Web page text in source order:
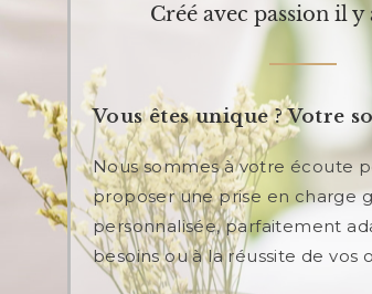
Créé avec passion il y
Vous êtes unique ? Votre
Nous sommes à votre écoute
proposer une prise en charge
personnalisée, parfaitement
besoins ou à la réussite de vos